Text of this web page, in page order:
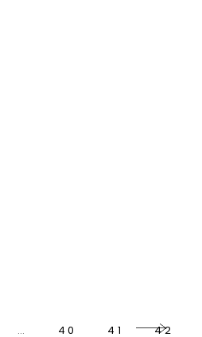
… 40 41 42